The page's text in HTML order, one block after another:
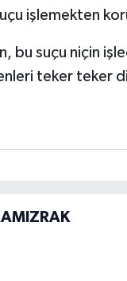
işlemekten
bu suçu niçin
teker teker